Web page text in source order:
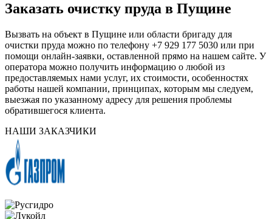
Заказать очистку пруда в Пущине
Вызвать на объект в Пущине или области бригаду для
очистки пруда можно по телефону +7 929 177 5030 или при
помощи онлайн-заявки, оставленной прямо на нашем сайте. У
оператора можно получить информацию о любой из
предоставляемых нами услуг, их стоимости, особенностях
работы нашей компании, принципах, которым мы следуем,
выезжая по указанному адресу для решения проблемы
обратившегося клиента.
НАШИ ЗАКАЗЧИКИ